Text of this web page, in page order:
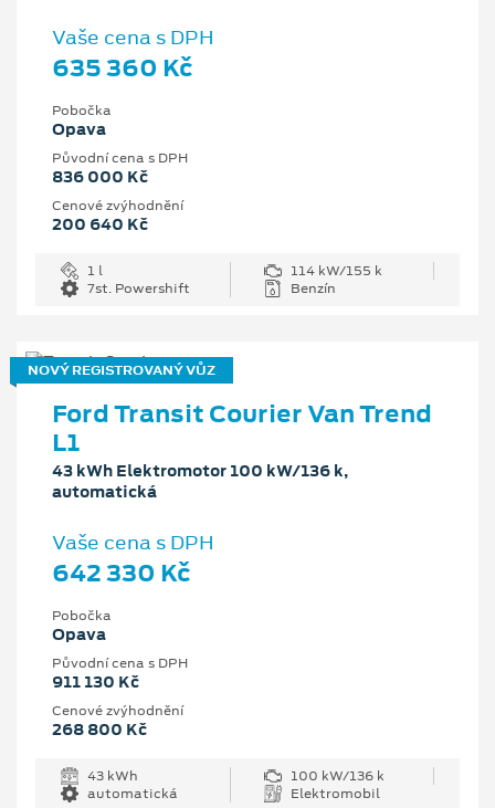
Vaše cena s DPH
635 360 Kč
Pobočka
Opava
Původní cena s DPH
836 000 Kč
Cenové zvýhodnění
200 640 Kč
1 l
114 kW/155 k
7st. Powershift
Benzín
NOVÝ REGISTROVANÝ VŮZ
Ford Transit Courier Van Trend
L1
43 kWh Elektromotor 100 kW/136 k,
automatická
Vaše cena s DPH
642 330 Kč
Pobočka
Opava
Původní cena s DPH
911 130 Kč
Cenové zvýhodnění
268 800 Kč
43 kWh
100 kW/136 k
automatická
Elektromobil